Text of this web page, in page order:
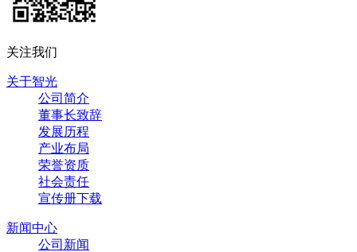
关注我们
关于智光
公司简介
董事长致辞
发展历程
产业布局
荣誉资质
社会责任
宣传册下载
新闻中心
公司新闻